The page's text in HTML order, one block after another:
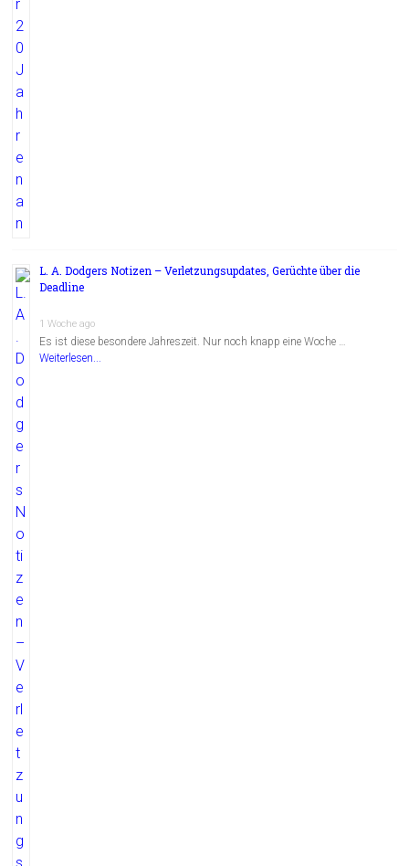
L. A. Dodgers Notizen – Verletzungsupdates, Gerüchte über die
Deadline
1 Woche ago
Es ist diese besondere Jahreszeit. Nur noch knapp eine Woche …
Weiterlesen...